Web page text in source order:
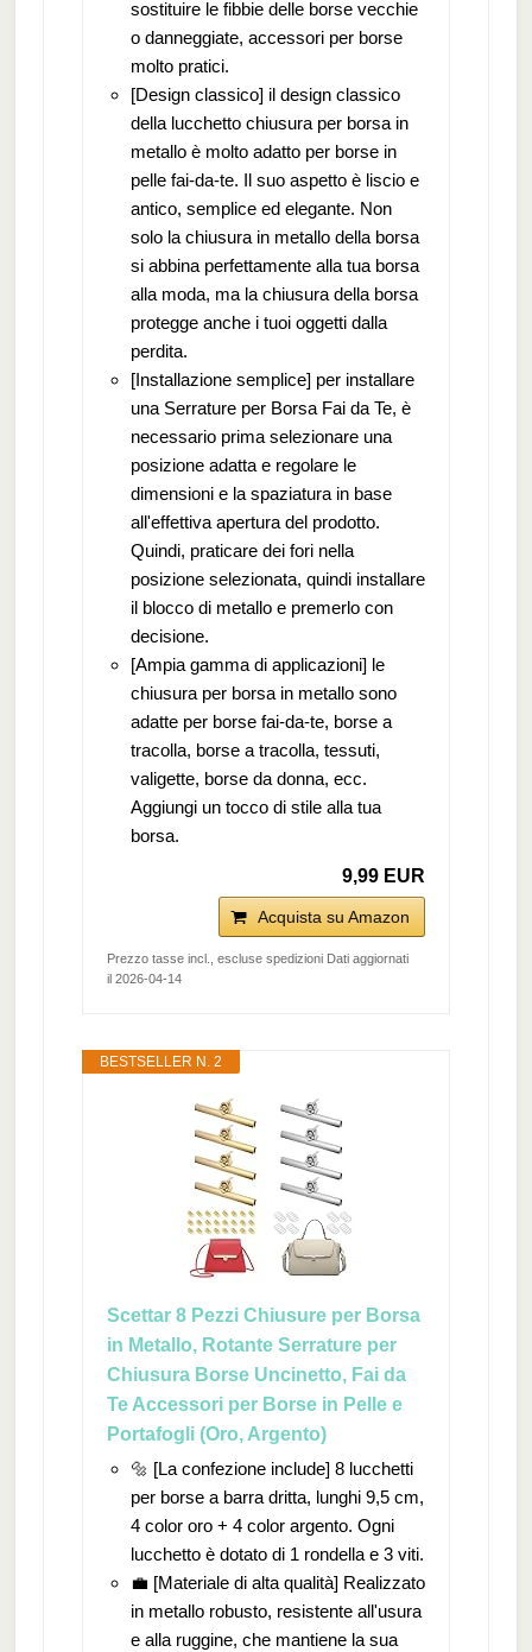
sostituire le fibbie delle borse vecchie
o danneggiate, accessori per borse
molto pratici.
[Design classico] il design classico
della lucchetto chiusura per borsa in
metallo è molto adatto per borse in
pelle fai-da-te. Il suo aspetto è liscio e
antico, semplice ed elegante. Non
solo la chiusura in metallo della borsa
si abbina perfettamente alla tua borsa
alla moda, ma la chiusura della borsa
protegge anche i tuoi oggetti dalla
perdita.
[Installazione semplice] per installare
una Serrature per Borsa Fai da Te, è
necessario prima selezionare una
posizione adatta e regolare le
dimensioni e la spaziatura in base
all'effettiva apertura del prodotto.
Quindi, praticare dei fori nella
posizione selezionata, quindi installare
il blocco di metallo e premerlo con
decisione.
[Ampia gamma di applicazioni] le
chiusura per borsa in metallo sono
adatte per borse fai-da-te, borse a
tracolla, borse a tracolla, tessuti,
valigette, borse da donna, ecc.
Aggiungi un tocco di stile alla tua
borsa.
9,99 EUR
Acquista su Amazon
Prezzo tasse incl., escluse spedizioni Dati aggiornati
il 2026-04-14
BESTSELLER N. 2
Scettar 8 Pezzi Chiusure per Borsa
in Metallo, Rotante Serrature per
Chiusura Borse Uncinetto, Fai da
Te Accessori per Borse in Pelle e
Portafogli (Oro, Argento)
🔩 [La confezione include] 8 lucchetti
per borse a barra dritta, lunghi 9,5 cm,
4 color oro + 4 color argento. Ogni
lucchetto è dotato di 1 rondella e 3 viti.
💼 [Materiale di alta qualità] Realizzato
in metallo robusto, resistente all'usura
e alla ruggine, che mantiene la sua